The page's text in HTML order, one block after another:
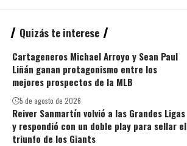
Quizás te interese
Cartageneros Michael Arroyo y Sean Paul
Liñán ganan protagonismo entre los
mejores prospectos de la MLB
5 de agosto de 2026
Reiver Sanmartín volvió a las Grandes Ligas
y respondió con un doble play para sellar el
triunfo de los Giants